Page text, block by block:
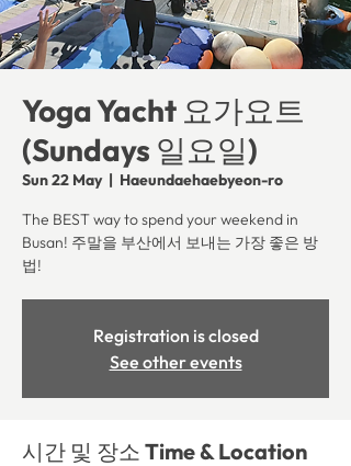
Yoga Yacht 요가요트
(Sundays 일요일)
Sun 22 May
  |
Haeundaehaebyeon-ro
The BEST way to spend your weekend in
Busan! 주말을 부산에서 보내는 가장 좋은 방
법!
Registration is closed
See other events
시간 및 장소 Time & Location